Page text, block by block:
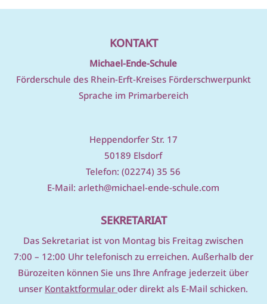
KONTAKT
Michael-Ende-Schule
Förderschule des Rhein-Erft-Kreises Förderschwerpunkt
Sprache im Primarbereich
Heppendorfer Str. 17
50189 Elsdorf
Telefon: (02274) 35 56
E-Mail: arleth@michael-ende-schule.com
SEKRETARIAT
Das Sekretariat ist von Montag bis Freitag zwischen
7:00 – 12:00 Uhr telefonisch zu erreichen. Außerhalb der
Bürozeiten können Sie uns Ihre Anfrage jederzeit über
unser Kontaktformular oder direkt als E-Mail schicken.